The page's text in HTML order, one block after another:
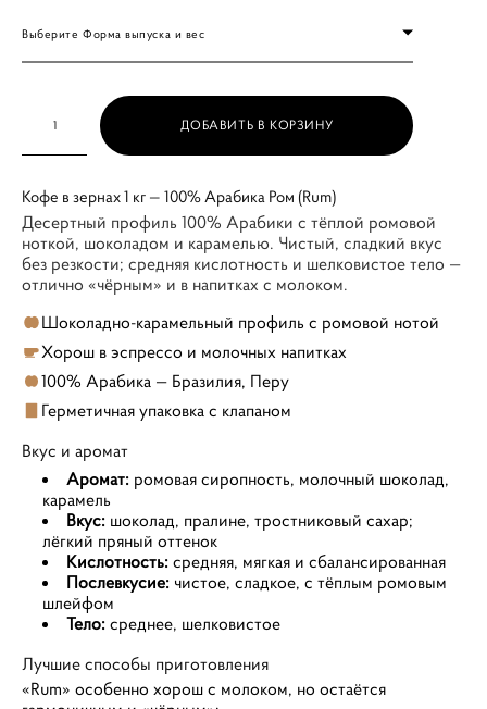
Выберите Форма выпуска и вес
ДОБАВИТЬ В КОРЗИНУ
Кофе в зернах 1 кг — 100% Арабика Ром (Rum)
Десертный профиль 100% Арабики с тёплой ромовой
ноткой, шоколадом и карамелью. Чистый, сладкий вкус
без резкости; средняя кислотность и шелковистое тело —
отлично «чёрным» и в напитках с молоком.
Шоколадно-карамельный профиль с ромовой нотой
Хорош в эспрессо и молочных напитках
100% Арабика — Бразилия, Перу
Герметичная упаковка с клапаном
Вкус и аромат
Аромат: ромовая сиропность, молочный шоколад,
карамель
Вкус: шоколад, пралине, тростниковый сахар;
лёгкий пряный оттенок
Кислотность: средняя, мягкая и сбалансированная
Послевкусие: чистое, сладкое, с тёплым ромовым
шлейфом
Тело: среднее, шелковистое
Лучшие способы приготовления
«Rum» особенно хорош с молоком, но остаётся